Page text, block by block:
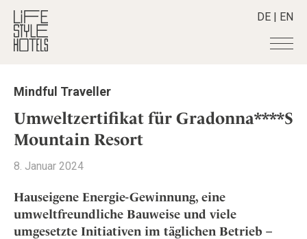
DE | EN
Hotels +
Alle Hotels
Alpine Lifestyle
City
Countryside
Mindful Traveller
New Member
Destinationen +
Alle Destinationen
Griechenland
Indien
Stories +
Alle Stories
Aktiv & Wellness
Shop +
Alle Produkte
Lifestylehotels BOOK
The Stylemate Magazin/e
Smart Traveller
Alle Smart Deals
Newsletter
Mindful Traveller
Umweltzertifikat für Gradonna****S
Mountain Resort
8. Januar 2024
Hauseigene Energie-Gewinnung, eine
umweltfreundliche Bauweise und viele
umgesetzte Initiativen im täglichen Betrieb –